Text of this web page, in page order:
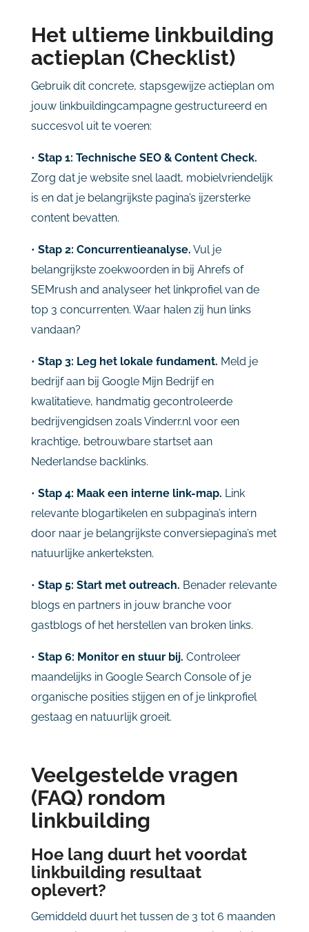
Het ultieme linkbuilding
actieplan (Checklist)
Gebruik dit concrete, stapsgewijze actieplan om
jouw linkbuildingcampagne gestructureerd en
succesvol uit te voeren:
• Stap 1: Technische SEO & Content Check.
Zorg dat je website snel laadt, mobielvriendelijk
is en dat je belangrijkste pagina’s ijzersterke
content bevatten.
• Stap 2: Concurrentieanalyse. Vul je
belangrijkste zoekwoorden in bij Ahrefs of
SEMrush and analyseer het linkprofiel van de
top 3 concurrenten. Waar halen zij hun links
vandaan?
• Stap 3: Leg het lokale fundament. Meld je
bedrijf aan bij Google Mijn Bedrijf en
kwalitatieve, handmatig gecontroleerde
bedrijvengidsen zoals Vinderr.nl voor een
krachtige, betrouwbare startset aan
Nederlandse backlinks.
• Stap 4: Maak een interne link-map. Link
relevante blogartikelen en subpagina’s intern
door naar je belangrijkste conversiepagina’s met
natuurlijke ankerteksten.
• Stap 5: Start met outreach. Benader relevante
blogs en partners in jouw branche voor
gastblogs of het herstellen van broken links.
• Stap 6: Monitor en stuur bij. Controleer
maandelijks in Google Search Console of je
organische posities stijgen en of je linkprofiel
gestaag en natuurlijk groeit.
Veelgestelde vragen
(FAQ) rondom
linkbuilding
Hoe lang duurt het voordat
linkbuilding resultaat
oplevert?
Gemiddeld duurt het tussen de 3 tot 6 maanden